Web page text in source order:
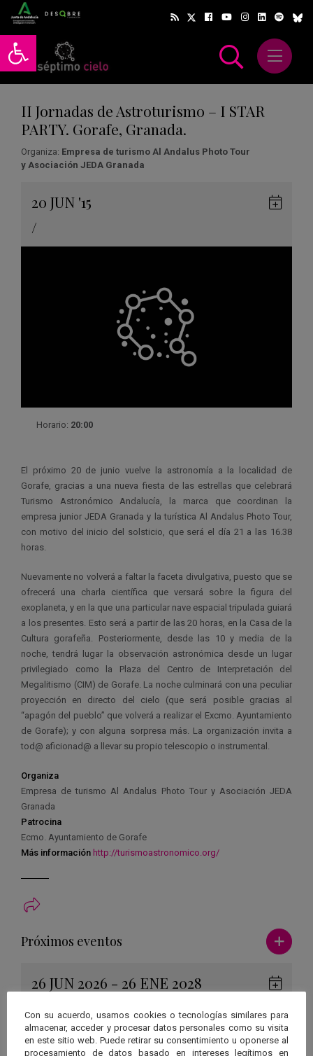
Abrir barra de herramientas
Abrir
II Jornadas de Astroturismo – I STAR
PARTY. Gorafe, Granada.
Organiza: Empresa de turismo Al Andalus Photo Tour
y Asociación JEDA Granada
20 JUN '15
/
Horario: 20:00
El próximo 20 de junio vuelve la astronomía a la localidad de
Gorafe, gracias a una nueva fiesta de las estrellas que celebrará
Turismo Astronómico Andalucía, la marca que coordinan la
empresa junior JEDA Granada y la turística Al Andalus Photo Tour,
con motivo del inicio del solsticio, que será el día 21 a las 16.38
horas.
Nuevamente no volverá a faltar la faceta divulgativa, puesto que se
ofrecerá una charla científica que versará sobre la figura del
exoplaneta, y en la que una particular nave espacial tripulada guiará
a los presentes. Esto será a partir de las 20 horas, en la Casa de la
Cultura gorafeña. Posteriormente, desde las 10 y media de la
noche, tendrá lugar la observación astronómica desde un lugar
privilegiado como la Plaza del Centro de Interpretación del
Megalitismo (CIM) de Gorafe. La noche culminará con una peculiar
proyección en directo del cielo (que será posible gracias al
“apagón del pueblo” que volverá a realizar el Excmo. Ayuntamiento
de Gorafe); y con alguna sorpresa más. La organización invita a
tod@ aficionad@ a llevar su propio telescopio o instrumental.
Organiza
Empresa de turismo Al Andalus Photo Tour y Asociación JEDA
Granada
Patrocina
Ecmo. Ayuntamiento de Gorafe
Más información http://turismoastronomico.org/
Próximos eventos Ver más
26 JUN 2026 - 26 ENE 2028
Málaga,Sevilla
en
Con su acuerdo, usamos cookies o tecnologías similares para
almacenar, acceder y procesar datos personales como su visita
en este sitio web. Puede retirar su consentimiento u oponerse al
procesamiento de datos basado en intereses legítimos en